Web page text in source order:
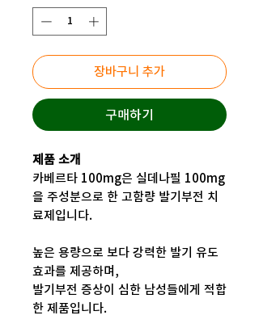
장바구니 추가
구매하기
제품 소개
카베르타 100mg은 실데나필 100mg
을 주성분으로 한 고함량 발기부전 치
료제입니다.
높은 용량으로 보다 강력한 발기 유도
효과를 제공하며,
발기부전 증상이 심한 남성들에게 적합
한 제품입니다.